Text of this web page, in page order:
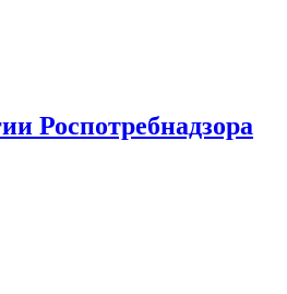
Роспотребнадзора